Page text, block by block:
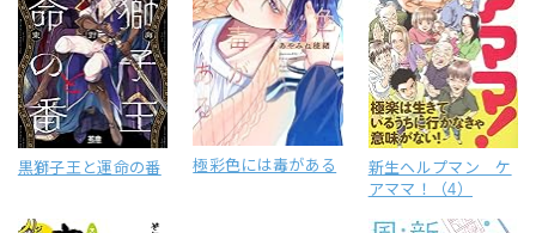
黒獅子王と運命の番 極彩色には毒がある
新生ヘルプマン ケ
アママ！（4）